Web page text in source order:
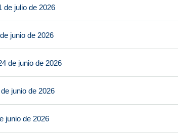
de julio de 2026
junio de 2026
de junio de 2026
junio de 2026
junio de 2026